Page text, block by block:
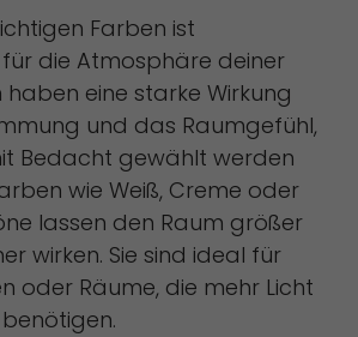
Farben ist
die Atmosphäre deiner
haben eine starke Wirkung
und das Raumgefühl,
Bedacht gewählt werden
wie Weiß, Creme oder
lassen den Raum größer
wirken. Sie sind ideal für
oder Räume, die mehr Licht